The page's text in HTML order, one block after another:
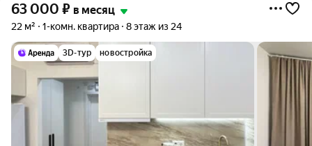
63 000 ₽ в месяц
22 м² 1-комн. квартира 8 этаж из 24
3D-тур новостройка